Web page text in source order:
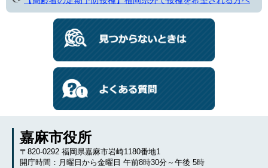
嘉麻市役所
〒820-0292 福岡県嘉麻市岩崎1180番地1
開庁時間：月曜日から金曜日 午前8時30分～午後 5時